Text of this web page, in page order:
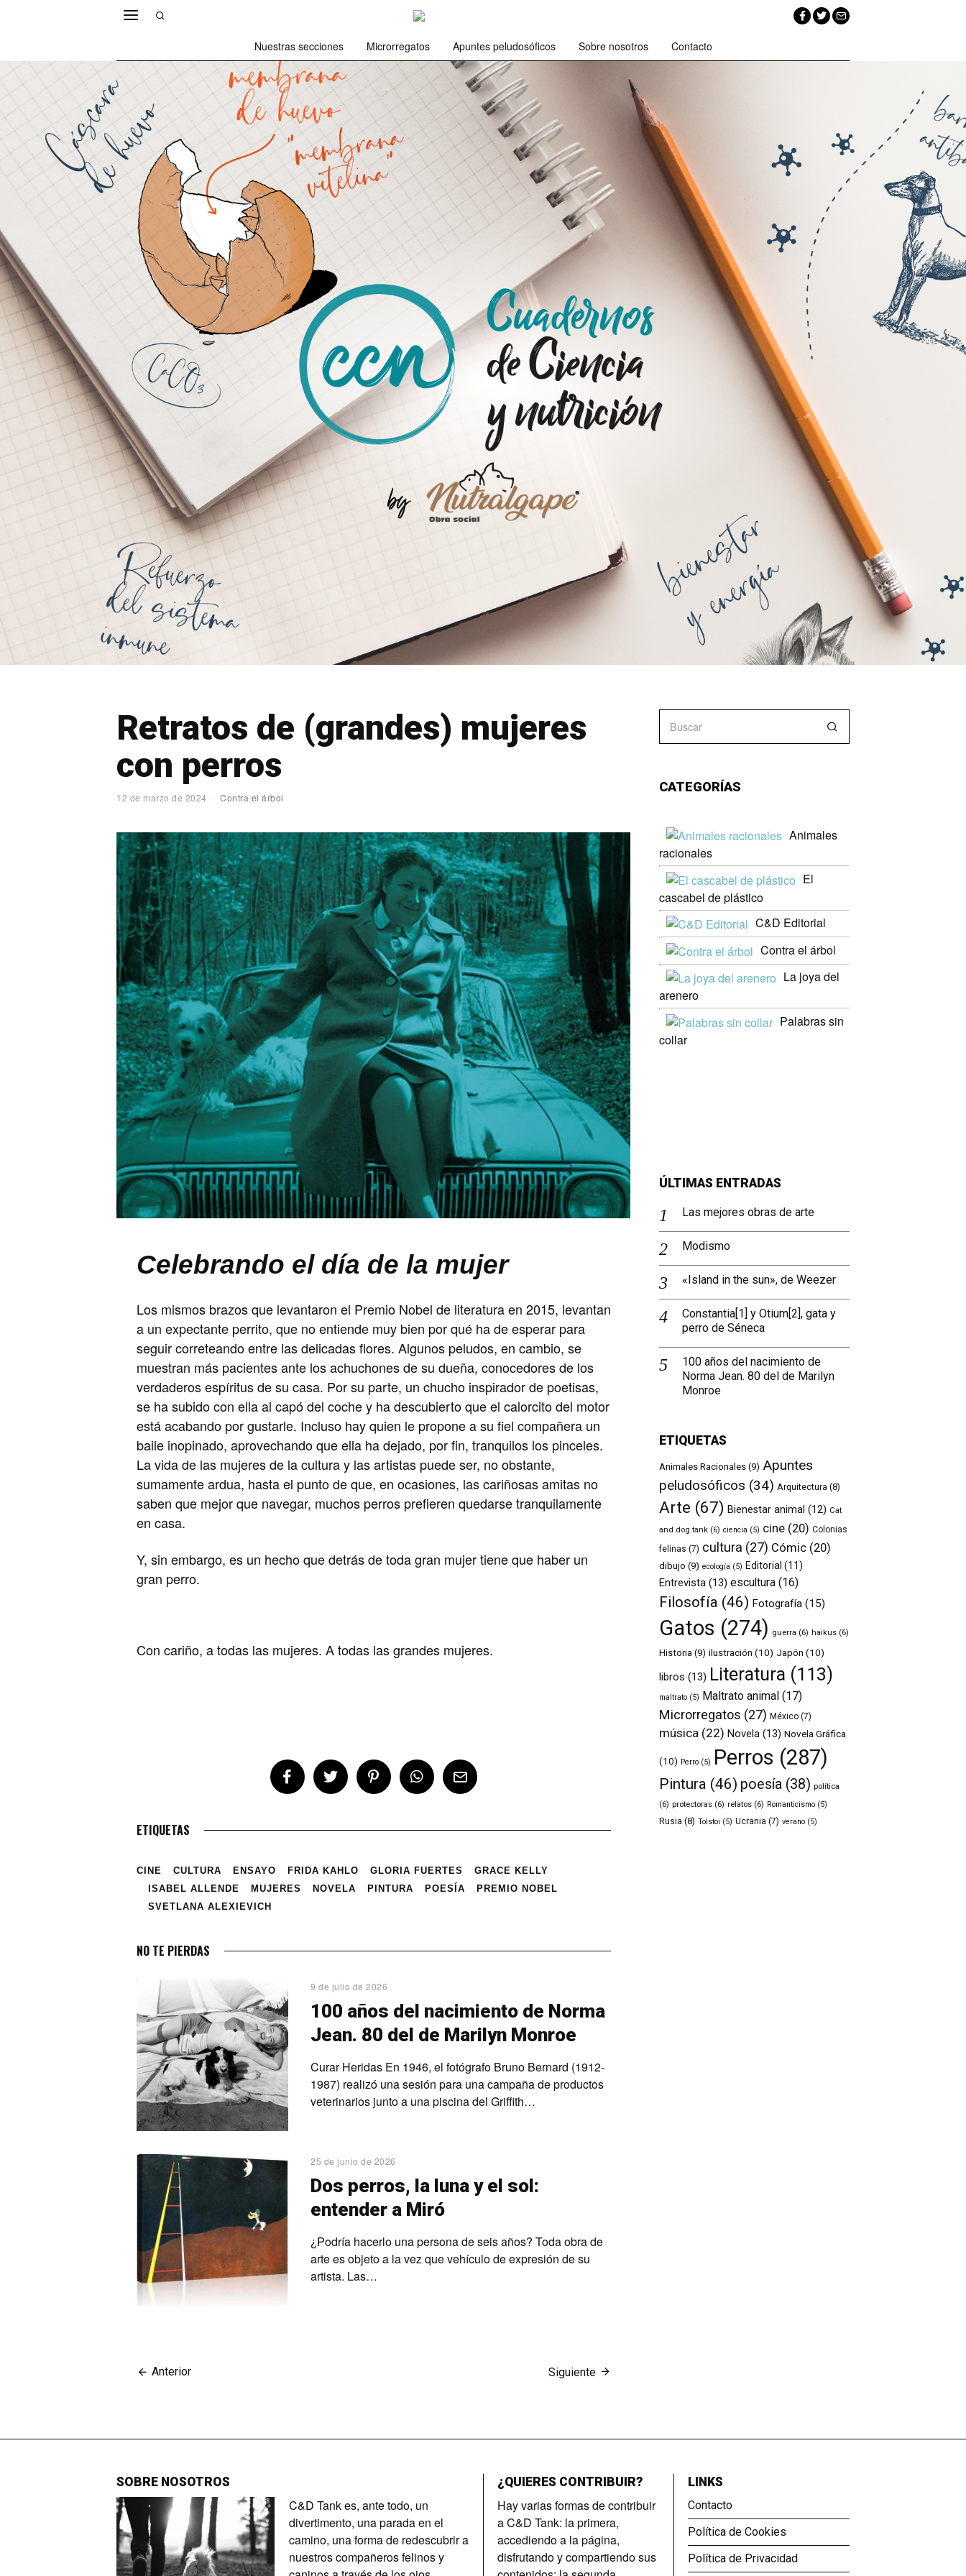
Nuestras secciones Microrregatos Apuntes peludosóficos Sobre nosotros Contacto
Retratos de (grandes) mujeres
con perros
12 de marzo de 2024 Contra el árbol
Celebrando el día de la mujer
Los mismos brazos que levantaron el Premio Nobel de literatura en 2015, levantan
a un expectante perrito, que no entiende muy bien por qué ha de esperar para
seguir correteando entre las delicadas flores. Algunos peludos, en cambio, se
muestran más pacientes ante los achuchones de su dueña, conocedores de los
verdaderos espíritus de su casa. Por su parte, un chucho inspirador de poetisas,
se ha subido con ella al capó del coche y ha descubierto que el calorcito del motor
está acabando por gustarle. Incluso hay quien le propone a su fiel compañera un
baile inopinado, aprovechando que ella ha dejado, por fin, tranquilos los pinceles.
La vida de las mujeres de la cultura y las artistas puede ser, no obstante,
sumamente ardua, hasta el punto de que, en ocasiones, las cariñosas amitas no
saben que mejor que navegar, muchos perros prefieren quedarse tranquilamente
en casa.
Y, sin embargo, es un hecho que detrás de toda gran mujer tiene que haber un
gran perro.
Con cariño, a todas las mujeres. A todas las grandes mujeres.
ETIQUETAS
CINE CULTURA ENSAYO FRIDA KAHLO GLORIA FUERTES
GRACE KELLY
ISABEL ALLENDE
MUJERES NOVELA PINTURA POESÍA
PREMIO NOBEL
SVETLANA ALEXIEVICH
NO TE PIERDAS
9 de julio de 2026
100 años del nacimiento de Norma
Jean. 80 del de Marilyn Monroe
Curar Heridas En 1946, el fotógrafo Bruno Bernard (1912-
1987) realizó una sesión para una campaña de productos
veterinarios junto a una piscina del Griffith…
25 de junio de 2026
Dos perros, la luna y el sol:
entender a Miró
¿Podría hacerlo una persona de seis años? Toda obra de
arte es objeto a la vez que vehículo de expresión de su
artista. Las…
Anterior Siguiente
CATEGORÍAS
Animales
racionales
El
cascabel de plástico
C&D Editorial
Contra el árbol
La joya del
arenero
Palabras sin
collar
ÚLTIMAS ENTRADAS
Las mejores obras de arte
Modismo
«Island in the sun», de Weezer
Constantia[1] y Otium[2], gata y
perro de Séneca
100 años del nacimiento de
Norma Jean. 80 del de Marilyn
Monroe
ETIQUETAS
Animales Racionales (9) Apuntes
peludosóficos (34) Arquitectura (8)
Arte (67) Bienestar animal (12) Cat
and dog tank (6) ciencia (5) cine (20) Colonias
felinas (7) cultura (27) Cómic (20)
dibujo (9) ecología (5) Editorial (11)
Entrevista (13) escultura (16)
Filosofía (46) Fotografía (15)
Gatos (274) guerra (6) haikus (6)
Historia (9) ilustración (10) Japón (10)
libros (13) Literatura (113)
maltrato (5) Maltrato animal (17)
Microrregatos (27) México (7)
música (22) Novela (13) Novela Gráfica
(10) Perro (5) Perros (287)
Pintura (46) poesía (38) política
(6) protectoras (6) relatos (6) Romanticismo (5)
Rusia (8) Tolstoi (5) Ucrania (7) verano (5)
SOBRE NOSOTROS
C&D Tank es, ante todo, un
divertimento, una parada en el
camino, una forma de redescubrir a
nuestros compañeros felinos y
¿QUIERES CONTRIBUIR?
Hay varias formas de contribuir
a C&D Tank: la primera,
accediendo a la página,
disfrutando y compartiendo sus
LINKS
Contacto
Política de Cookies
Política de Privacidad